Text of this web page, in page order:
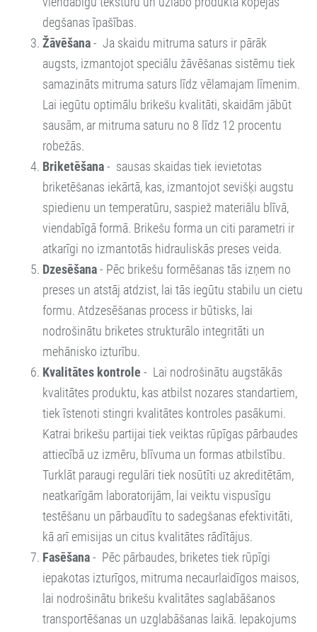
degšanas īpašības.
Žāvēšana - Ja skaidu mitruma saturs ir pārāk
augsts, izmantojot speciālu žāvēšanas sistēmu tiek
samazināts mitruma saturs līdz vēlamajam līmenim.
Lai iegūtu optimālu brikešu kvalitāti, skaidām jābūt
sausām, ar mitruma saturu no 8 līdz 12 procentu
robežās.
Briketēšana - sausas skaidas tiek ievietotas
briketēšanas iekārtā, kas, izmantojot sevišķi augstu
spiedienu un temperatūru, saspiež materiālu blīvā,
viendabīgā formā. Brikešu forma un citi parametri ir
atkarīgi no izmantotās hidrauliskās preses veida.
Dzesēšana - Pēc brikešu formēšanas tās izņem no
preses un atstāj atdzist, lai tās iegūtu stabilu un cietu
formu. Atdzesēšanas process ir būtisks, lai
nodrošinātu briketes strukturālo integritāti un
mehānisko izturību.
Kvalitātes kontrole - Lai nodrošinātu augstākās
kvalitātes produktu, kas atbilst nozares standartiem,
tiek īstenoti stingri kvalitātes kontroles pasākumi.
Katrai brikešu partijai tiek veiktas rūpīgas pārbaudes
attiecībā uz izmēru, blīvuma un formas atbilstību.
Turklāt paraugi regulāri tiek nosūtīti uz akreditētām,
neatkarīgām laboratorijām, lai veiktu vispusīgu
testēšanu un pārbaudītu to sadegšanas efektivitāti,
kā arī emisijas un citus kvalitātes rādītājus.
Fasēšana - Pēc pārbaudes, briketes tiek rūpīgi
iepakotas izturīgos, mitruma necaurlaidīgos maisos,
lai nodrošinātu brikešu kvalitātes saglabāšanos
transportēšanas un uzglabāšanas laikā. Iepakojums